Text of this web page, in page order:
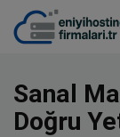
Sanal
Doğru